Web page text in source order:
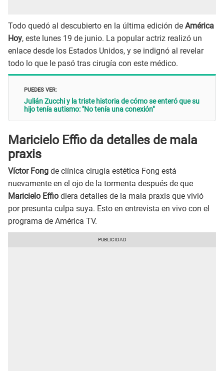
Todo quedó al descubierto en la última edición de América
Hoy, este lunes 19 de junio. La popular actriz realizó un
enlace desde los Estados Unidos, y se indignó al revelar
todo lo que le pasó tras cirugía con este médico.
PUEDES VER:
Julián Zucchi y la triste historia de cómo se enteró que su
hijo tenía autismo: "No tenía una conexión"
Maricielo Effio da detalles de mala
praxis
Víctor Fong de clínica cirugía estética Fong está
nuevamente en el ojo de la tormenta después de que
Maricielo Effio diera detalles de la mala praxis que vivió
por presunta culpa suya. Esto en entrevista en vivo con el
programa de América TV.